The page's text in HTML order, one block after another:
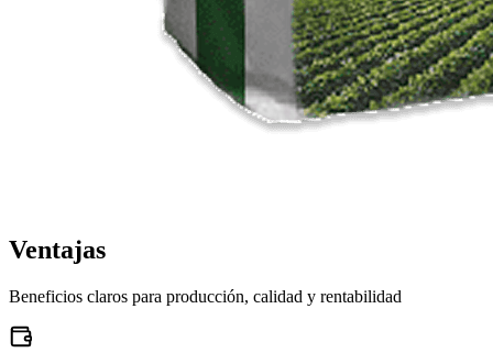
Ventajas
Beneficios claros para producción, calidad y rentabilidad